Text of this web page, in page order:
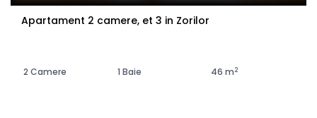
Apartament 2 camere, et 3 in Zorilor
2 Camere 1 Baie 46 m2